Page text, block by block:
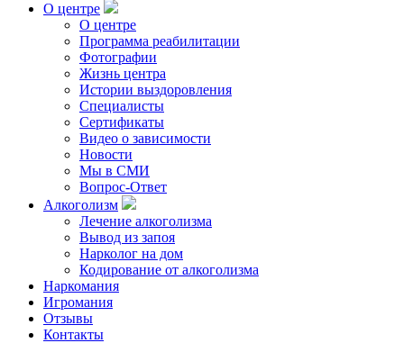
О центре
О центре
Программа реабилитации
Фотографии
Жизнь центра
Истории выздоровления
Специалисты
Сертификаты
Видео о зависимости
Новости
Мы в СМИ
Вопрос-Ответ
Алкоголизм
Лечение алкоголизма
Вывод из запоя
Нарколог на дом
Кодирование от алкоголизма
Наркомания
Игромания
Отзывы
Контакты